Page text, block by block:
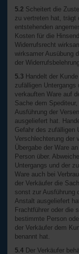
5.2 Scheitert die
zu vertreten hat, trägt
entstehenden
Kosten für die
Widerrufsrecht
wirksamer Ausübung
der
5.3 Handelt der
zufälligen Untergangs
verkauften Ware auf
Sache dem
Ausführung der
ausgeliefert hat.
Gefahr des zufälligen
Verschlechterung der
Übergabe der Ware
Person über.
Untergangs und der
Ware auch bei
der Verkäufer die
sonst zur Ausführung
Anstalt ausgeliefert
Frachtführer oder die
bestimmte Person
der Verkäufer dem
benannt hat.
5.4 Der Verkäufer